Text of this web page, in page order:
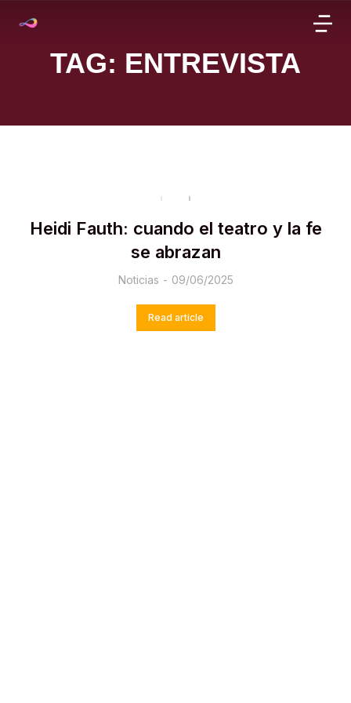
TAG: ENTREVISTA
Heidi Fauth: cuando el teatro y la fe
se abrazan
Noticias 09/06/2025
Read article